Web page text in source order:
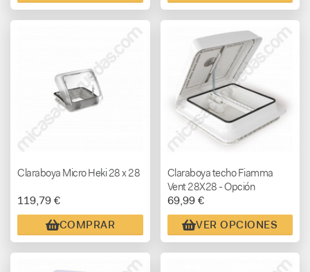
Claraboya Micro Heki 28 x 28
119,79 €
COMPRAR
Claraboya techo Fiamma
Vent 28X28 - Opción
ventilador TURBOVENT
69,99 €
VER OPCIONES